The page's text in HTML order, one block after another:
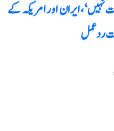
نہیں‘، ایران اور امریکہ کے
ردعمل